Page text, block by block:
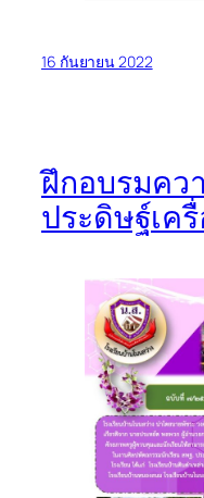
16 กันยายน 2022
ฝึกอบรมคว
ประดิษฐ์เค